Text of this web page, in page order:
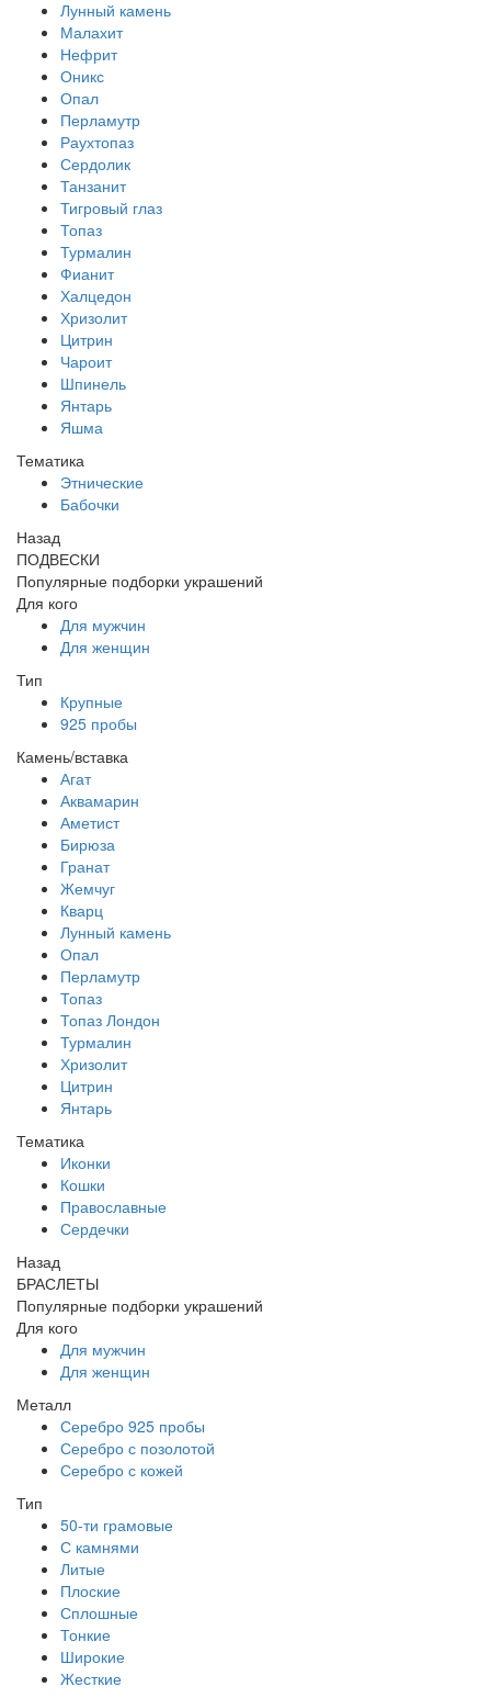
Лунный камень
Малахит
Нефрит
Оникс
Опал
Перламутр
Раухтопаз
Сердолик
Танзанит
Тигровый глаз
Топаз
Турмалин
Фианит
Халцедон
Хризолит
Цитрин
Чароит
Шпинель
Янтарь
Яшма
Тематика
Этнические
Бабочки
Назад
ПОДВЕСКИ
Популярные подборки украшений
Для кого
Для мужчин
Для женщин
Тип
Крупные
925 пробы
Камень/вставка
Агат
Аквамарин
Аметист
Бирюза
Гранат
Жемчуг
Кварц
Лунный камень
Опал
Перламутр
Топаз
Топаз Лондон
Турмалин
Хризолит
Цитрин
Янтарь
Тематика
Иконки
Кошки
Православные
Сердечки
Назад
БРАСЛЕТЫ
Популярные подборки украшений
Для кого
Для мужчин
Для женщин
Металл
Серебро 925 пробы
Серебро с позолотой
Серебро с кожей
Тип
50-ти грамовые
С камнями
Литые
Плоские
Сплошные
Тонкие
Широкие
Жесткие